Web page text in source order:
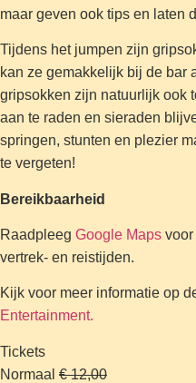
maar geven ook tips en laten
Tijdens het jumpen zijn
kan ze gemakkelijk bij de bar
gripsokken zijn natuurlijk ook
aan te raden en sieraden
springen, stunten en plezier
te vergeten!
Bereikbaarheid
Raadpleeg Google Maps voor
vertrek- en reistijden.
Kijk voor meer informatie op
Entertainment.
Tickets
Normaal € 12,00